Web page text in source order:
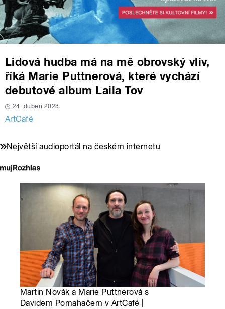
Lidová hudba má na mě obrovský vliv,
říká Marie Puttnerová, které vychází
debutové album Laila Tov
24. duben 2023
ArtCafé
Největší audioportál na českém internetu
Martin Novák a Marie Puttnerová s
Davidem Pomahačem v ArtCafé |